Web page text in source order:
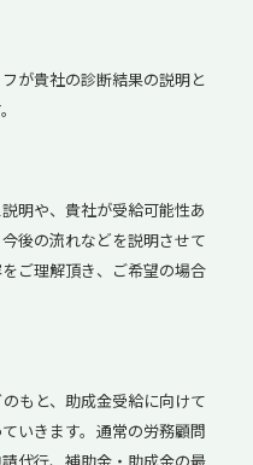
が貴社の診断結果の説明と
明や、貴社が受給可能性あ
後の流れなどを説明させて
ご理解頂き、ご希望の場合
もと、助成金受給に向けて
いきます。通常の労務顧問
代行、補助金・助成金の最